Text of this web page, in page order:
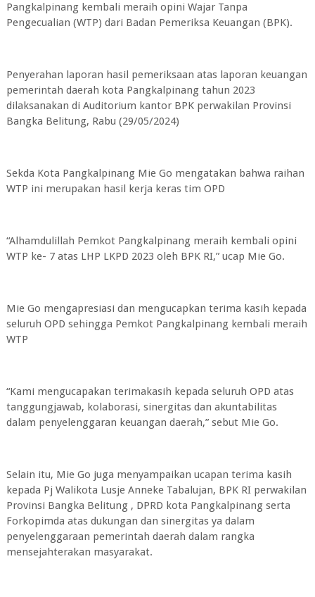
Pangkalpinang kembali meraih opini Wajar Tanpa
Pengecualian (WTP) dari Badan Pemeriksa Keuangan (BPK).
Penyerahan laporan hasil pemeriksaan atas laporan keuangan
pemerintah daerah kota Pangkalpinang tahun 2023
dilaksanakan di Auditorium kantor BPK perwakilan Provinsi
Bangka Belitung, Rabu (29/05/2024)
Sekda Kota Pangkalpinang Mie Go mengatakan bahwa raihan
WTP ini merupakan hasil kerja keras tim OPD
“Alhamdulillah Pemkot Pangkalpinang meraih kembali opini
WTP ke- 7 atas LHP LKPD 2023 oleh BPK RI,” ucap Mie Go.
Mie Go mengapresiasi dan mengucapkan terima kasih kepada
seluruh OPD sehingga Pemkot Pangkalpinang kembali meraih
WTP
“Kami mengucapakan terimakasih kepada seluruh OPD atas
tanggungjawab, kolaborasi, sinergitas dan akuntabilitas
dalam penyelenggaran keuangan daerah,” sebut Mie Go.
Selain itu, Mie Go juga menyampaikan ucapan terima kasih
kepada Pj Walikota Lusje Anneke Tabalujan, BPK RI perwakilan
Provinsi Bangka Belitung , DPRD kota Pangkalpinang serta
Forkopimda atas dukungan dan sinergitas ya dalam
penyelenggaraan pemerintah daerah dalam rangka
mensejahterakan masyarakat.